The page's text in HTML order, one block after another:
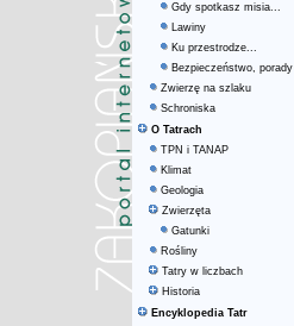
Gdy spotkasz misia...
Lawiny
Ku przestrodze...
Bezpieczeństwo, porady
Zwierzę na szlaku
Schroniska
O Tatrach
TPN i TANAP
Klimat
Geologia
Zwierzęta
Gatunki
Rośliny
Tatry w liczbach
Historia
Encyklopedia Tatr